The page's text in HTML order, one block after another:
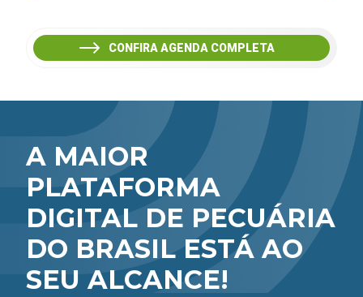
CONFIRA AGENDA COMPLETA
A MAIOR
PLATAFORMA
DIGITAL DE PECUÁRIA
DO BRASIL ESTÁ AO
SEU ALCANCE!